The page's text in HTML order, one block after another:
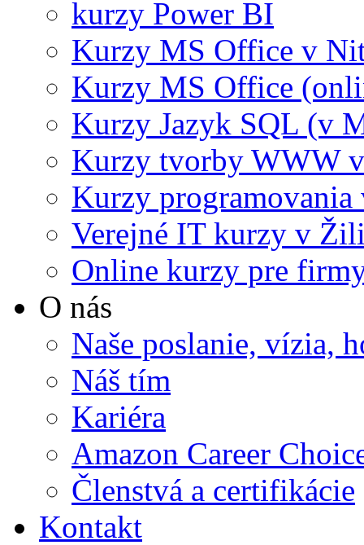
kurzy Power BI
Kurzy MS Office v
Kurzy MS Office
Kurzy Jazyk SQL (v
Kurzy tvorby WWW
Kurzy
Verejné IT kurzy v
Online kurzy pre
O nás
Naše poslanie, vízia,
Náš tím
Kariéra
Amazon Career
Členstvá a certifikácie
Kontakt